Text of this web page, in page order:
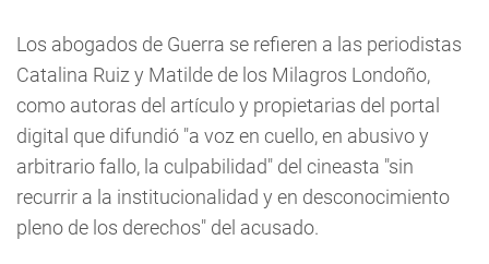
Los abogados de Guerra se refieren a las periodistas
Catalina Ruiz y Matilde de los Milagros Londoño,
como autoras del artículo y propietarias del portal
digital que difundió "a voz en cuello, en abusivo y
arbitrario fallo, la culpabilidad" del cineasta "sin
recurrir a la institucionalidad y en desconocimiento
pleno de los derechos" del acusado.